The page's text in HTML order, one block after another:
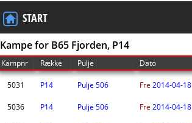
START
Kampe for B65 Fjorden, P14
Kampnr Række Pulje Dato
5031 P14 Pulje 506 Fre 2014-04-18
5036
P14 Pulje 506 Fre 2014-04-18